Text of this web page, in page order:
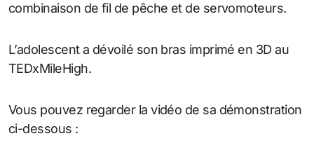
combinaison de fil de pêche et de servomoteurs.
L’adolescent a dévoilé son bras imprimé en 3D au
TEDxMileHigh.
Vous pouvez regarder la vidéo de sa démonstration
ci-dessous :